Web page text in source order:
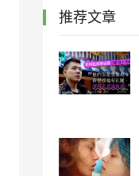
推荐文章